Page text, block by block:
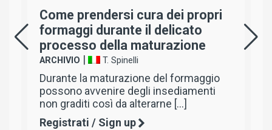
dei propri
formaggio
Un invito a conoscere il più
antico e gustoso dei cagli:
quello in pasta
ARCHIVIO
Dalla prima antica coagulazone del
al prodotto migliorato oggi sul
L’unico caglio in grado […]
Registrati / Sign up